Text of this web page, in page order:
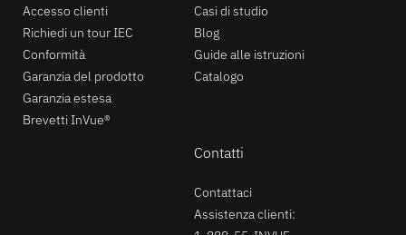
Accesso clienti
Richiedi un tour IEC
Conformità
Garanzia del prodotto
Garanzia estesa
Brevetti InVue®
Casi di studio
Blog
Guide alle istruzioni
Catalogo
Contatti
Contattaci
Assistenza clienti: